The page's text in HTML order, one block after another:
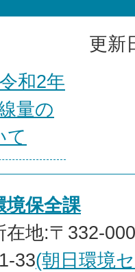
更新
和2年
量の
て
境保全課
在地:〒332-
33(朝日環境